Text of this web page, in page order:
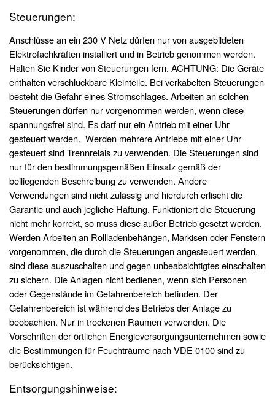
Steuerungen:
Anschlüsse an ein 230 V Netz dürfen nur von ausgebildeten
Elektrofachkräften installiert und in Betrieb genommen werden.
Halten Sie Kinder von Steuerungen fern. ACHTUNG: Die Geräte
enthalten verschluckbare Kleinteile. Bei verkabelten Steuerungen
besteht die Gefahr eines Stromschlages. Arbeiten an solchen
Steuerungen dürfen nur vorgenommen werden, wenn diese
spannungsfrei sind. Es darf nur ein Antrieb mit einer Uhr
gesteuert werden. Werden mehrere Antriebe mit einer Uhr
gesteuert sind Trennrelais zu verwenden. Die Steuerungen sind
nur für den bestimmungsgemäßen Einsatz gemäß der
beiliegenden Beschreibung zu verwenden. Andere
Verwendungen sind nicht zulässig und hierdurch erlischt die
Garantie und auch jegliche Haftung. Funktioniert die Steuerung
nicht mehr korrekt, so muss diese außer Betrieb gesetzt werden.
Werden Arbeiten an Rollladenbehängen, Markisen oder Fenstern
vorgenommen, die durch die Steuerungen angesteuert werden,
sind diese auszuschalten und gegen unbeabsichtigtes einschalten
zu sichern. Die Anlagen nicht bedienen, wenn sich Personen
oder Gegenstände im Gefahrenbereich befinden. Der
Gefahrenbereich ist während des Betriebs der Anlage zu
beobachten. Nur in trockenen Räumen verwenden. Die
Vorschriften der örtlichen Energieversorgungsunternehmen sowie
die Bestimmungen für Feuchträume nach VDE 0100 sind zu
berücksichtigen.
Entsorgungshinweise: